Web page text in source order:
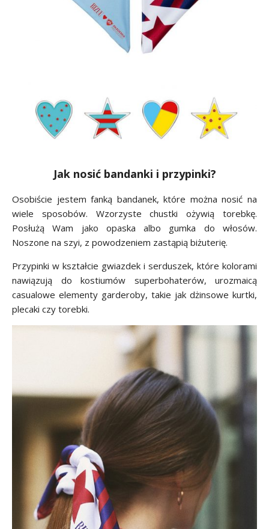
Jak nosić bandanki i przypinki?
Osobiście jestem fanką bandanek, które można nosić na
wiele sposobów. Wzorzyste chustki ożywią torebkę.
Posłużą Wam jako opaska albo gumka do włosów.
Noszone na szyi, z powodzeniem zastąpią biżuterię.
Przypinki w kształcie gwiazdek i serduszek, które kolorami
nawiązują do kostiumów superbohaterów, urozmaicą
casualowe elementy garderoby, takie jak dżinsowe kurtki,
plecaki czy torebki.